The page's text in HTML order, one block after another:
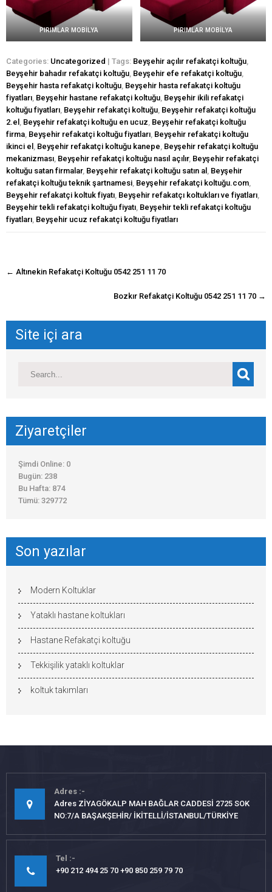
PIRIMLAR MOBİLYA PIRIMLAR MOBİLYA
Categories: Uncategorized | Tags: Beyşehir açılır refakatçi koltuğu
Beyşehir bahadır refakatçi koltuğu Beyşehir efe refakatçi koltuğu
Beyşehir hasta refakatçi koltuğu Beyşehir hasta refakatçi koltuğu
fiyatları Beyşehir hastane refakatçi koltuğu Beyşehir ikili refakatçi
koltuğu fiyatları Beyşehir refakatçi koltuğu Beyşehir refakatçi koltuğu
2.el
Beyşehir refakatçi koltuğu en ucuz Beyşehir refakatçi koltuğu
firma Beyşehir refakatçi koltuğu fiyatları Beyşehir refakatçi koltuğu
ikinci el
Beyşehir refakatçi koltuğu kanepe Beyşehir refakatçi koltuğu
mekanizması Beyşehir refakatçi koltuğu nasıl açılır, Beyşehir refakatçi
koltuğu satan firmalar, Beyşehir refakatçi koltuğu satın al
Beyşehir
refakatçi koltuğu teknik şartnamesi Beyşehir refakatçi koltuğu.com
Beyşehir refakatçi koltuk fiyatı Beyşehir refakatçı koltukları ve fiyatları
Beyşehir tekli refakatçi koltuğu fiyatı Beyşehir tekli refakatçi koltuğu
fiyatları Beyşehir ucuz refakatçi koltuğu fiyatları
navigasyon
← Altınekin Refakatçi Koltuğu 0542 251 11 70
Bozkır Refakatçi Koltuğu 0542 251 11 70 →
Site içi ara
Ziyaretçiler
Şimdi Online: 0
Bugün: 238
Bu Hafta: 874
Tümü: 329772
Son yazılar
Modern Koltuklar
Yataklı hastane koltukları
Hastane Refakatçi koltuğu
Tekkişilik yataklı koltuklar
koltuk takımları
Adres
Adres ZİYAGÖKALP MAH BAĞLAR CADDESİ 2725 SOK
NO:7/A BAŞAKŞEHİR/ İKİTELLİ/İSTANBUL/TÜRKİYE
Tel
+90 212 494 25 70 +90 850 259 79 70